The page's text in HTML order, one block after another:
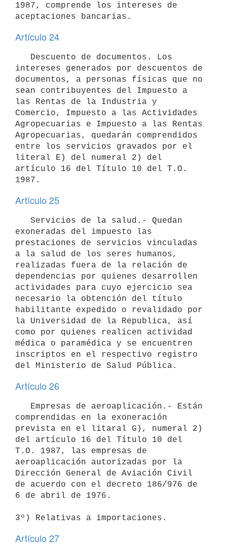
1987, comprende los intereses de
aceptaciones bancarias.
Artículo 24
intereses generados por descuentos de
documentos, a personas físicas que no
sean contribuyentes del Impuesto a
las Rentas de la Industria y
Comercio, Impuesto a las Actividades
Agropecuarias e Impuesto a las Rentas
Agropecuarias, quedarán comprendidos
entre los servicios gravados por el
literal E) del numeral 2) del
artículo 16 del Título 10 del T.O.
1987.
Artículo 25
exoneradas del impuesto las
prestaciones de servicios vinculadas
a la salud de los seres humanos,
realizadas fuera de la relación de
dependencias por quienes desarrollen
actividades para cuyo ejercicio sea
necesario la obtención del título
habilitante expedido o revalidado por
la Universidad de la Republica, así
como por quienes realicen actividad
médica o paramédica y se encuentren
inscriptos en el respectivo registro
del Ministerio de Salud Pública.
Artículo 26
comprendidas en la exoneración
prevista en el litaral G), numeral 2)
del artículo 16 del Título 10 del
T.O. 1987, las empresas de
aeroaplicación autorizadas por la
Dirección General de Aviación Civil
de acuerdo con el decreto 186/976 de
6 de abril de 1976.
3º) Relativas a importaciones.
Artículo 27